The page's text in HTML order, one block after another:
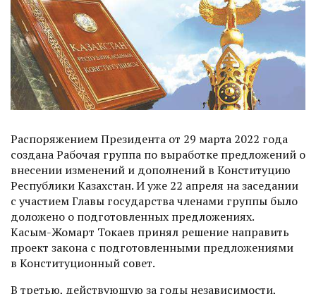
Распоряжением Президента от 29 марта 2022 года
создана Рабочая группа по выработке предложений о
внесении изменений и дополнений в Конституцию
Республики Казахстан. И уже 22 апреля на заседании
с участием Главы государства членами группы было
доложено о подготовленных предложениях.
Касым-Жомарт Токаев принял решение направить
проект закона с подготовленными предложениями
в Конституционный совет.
В третью, действующую за годы независимости,